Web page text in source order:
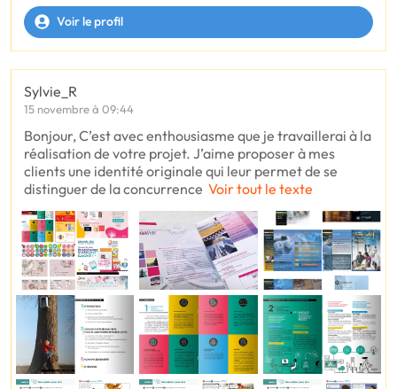
Voir le profil
Sylvie_R
15 novembre à 09:44
Bonjour, C’est avec enthousiasme que je travaillerai à la
réalisation de votre projet. J’aime proposer à mes
clients une identité originale qui leur permet de se
distinguer de la concurrence Voir tout le texte